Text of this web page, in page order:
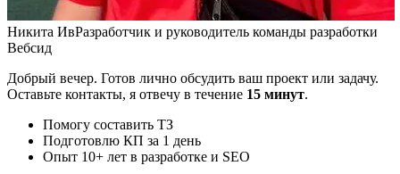
Никита ИвРазработчик и руководитель команды разработки
Вебсид
Добрый вечер. Готов лично обсудить ваш проект или задачу.
Оставьте контакты, я отвечу в течение 15 минут.
Помогу составить ТЗ
Подготовлю КП за 1 день
Опыт 10+ лет в разработке и SEO